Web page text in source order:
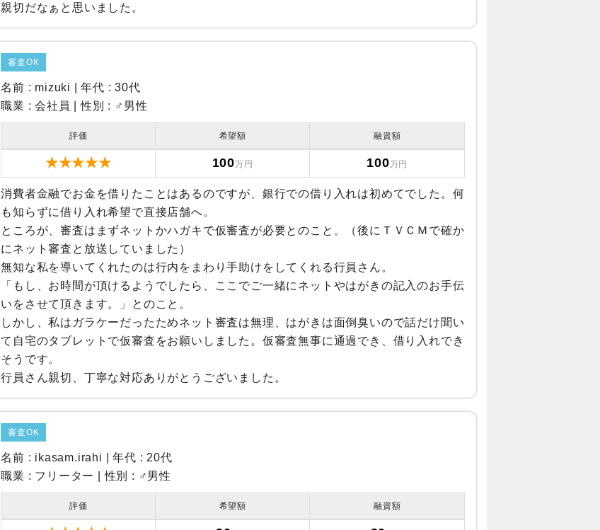
親切だなぁと思いました。
審査OK
名前 : mizuki | 年代 : 30代
職業 : 会社員 | 性別 : ♂男性
評価 希望額 融資額
★★★★★ 100万円 100万円
消費者金融でお金を借りたことはあるのですが、銀行での借り入れは初めてでした。何
も知らずに借り入れ希望で直接店舗へ。
ところが、審査はまずネットかハガキで仮審査が必要とのこと。（後にＴＶＣＭで確か
にネット審査と放送していました）
無知な私を導いてくれたのは行内をまわり手助けをしてくれる行員さん。
「もし、お時間が頂けるようでしたら、ここでご一緒にネットやはがきの記入のお手伝
いをさせて頂きます。」とのこと。
しかし、私はガラケーだったためネット審査は無理、はがきは面倒臭いので話だけ聞い
て自宅のタブレットで仮審査をお願いしました。仮審査無事に通過でき、借り入れでき
そうです。
行員さん親切、丁寧な対応ありがとうございました。
審査OK
名前 : ikasam.irahi | 年代 : 20代
職業 : フリーター | 性別 : ♂男性
評価 希望額 融資額